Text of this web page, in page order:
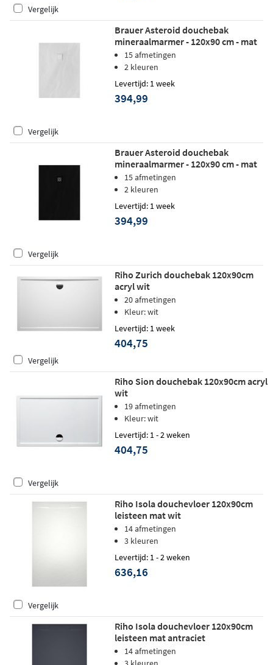
Vergelijk
Brauer Asteroid douchebak
mineraalmarmer - 120x90 cm - mat
wit15 afmetingen
2 kleuren
Levertijd: 1 week
394,99
Vergelijk
Brauer Asteroid douchebak
mineraalmarmer - 120x90 cm - mat
zwart
15 afmetingen
2 kleuren
Levertijd: 1 week
394,99
Vergelijk
Riho Zurich douchebak 120x90cm
acryl wit
20 afmetingen
Kleur: wit
Levertijd: 1 week
404,75
Vergelijk
Riho Sion douchebak 120x90cm acryl
wit
19 afmetingen
Kleur: wit
Levertijd: 1 - 2 weken
404,75
Vergelijk
Riho Isola douchevloer 120x90cm
leisteen mat wit
14 afmetingen
3 kleuren
Levertijd: 1 - 2 weken
636,16
Vergelijk
Riho Isola douchevloer 120x90cm
leisteen mat antraciet
14 afmetingen